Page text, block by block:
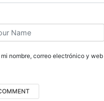
mi nombre, correo electrónico y